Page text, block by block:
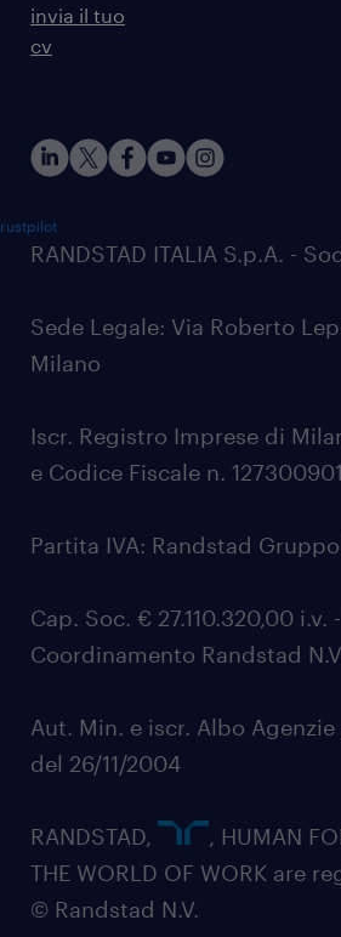
invia il tuo
cv
RANDSTAD ITALIA S.p.A. -
Sede Legale: Via Roberto
Milano
Iscr. Registro Imprese di
e Codice Fiscale n.
Partita IVA: Randstad
Cap. Soc. € 27.110.320,00 i.v.
Coordinamento Randstad
Aut. Min. e iscr. Albo Agenzie
del 26/11/2004
RANDSTAD,
, HUMAN
THE WORLD OF WORK are
© Randstad N.V.